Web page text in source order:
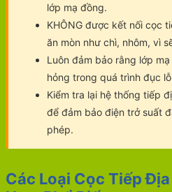
lớp mạ đồng.
KHÔNG được kết nối cọc
ăn mòn như chì, nhôm, vì
Luôn đảm bảo rằng lớp
hỏng trong quá trình đục
Kiểm tra lại hệ thống tiếp
để đảm bảo điện trở suất
phép.
Các Loại Cọc Tiếp